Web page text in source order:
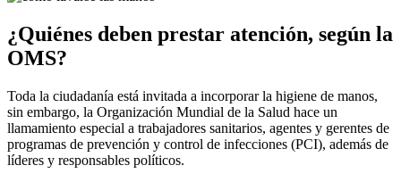
¿Quiénes deben prestar atención, según la
OMS?
Toda la ciudadanía está invitada a incorporar la higiene de manos,
sin embargo, la Organización Mundial de la Salud hace un
llamamiento especial a trabajadores sanitarios, agentes y gerentes de
programas de prevención y control de infecciones (PCI), además de
líderes y responsables políticos.